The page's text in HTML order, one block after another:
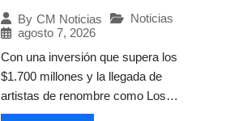
By CM Noticias
Noticias
agosto 7, 2026
Con una inversión que supera los
$1.700 millones y la llegada de
artistas de renombre como Los…